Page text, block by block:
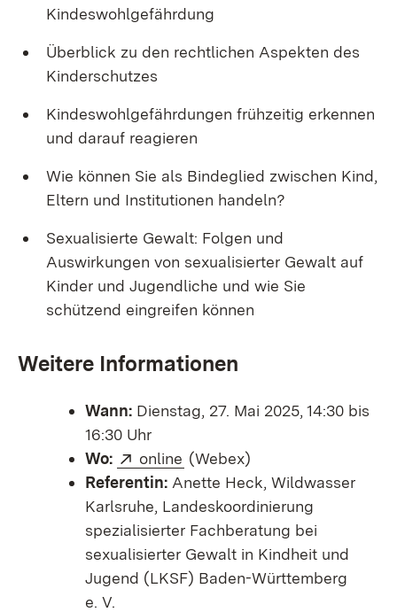
Kindeswohlgefährdung
Überblick zu den rechtlichen Aspekten des
Kinderschutzes
Kindeswohlgefährdungen frühzeitig erkennen
und darauf reagieren
Wie können Sie als Bindeglied zwischen Kind,
Eltern und Institutionen handeln?
Sexualisierte Gewalt: Folgen und
Auswirkungen von sexualisierter Gewalt auf
Kinder und Jugendliche und wie Sie
schützend eingreifen können
Weitere Informationen
Wann: Dienstag, 27. Mai 2025, 14:30 bis
16:30 Uhr
Wo:
Extern:
online (Öffnet in neuem Fenster)
(Webex)
Referentin: Anette Heck, Wildwasser
Karlsruhe, Landeskoordinierung
spezialisierter Fachberatung bei
sexualisierter Gewalt in Kindheit und
Jugend (LKSF) Baden-Württemberg
e. V.